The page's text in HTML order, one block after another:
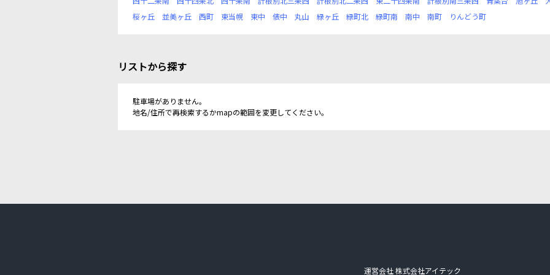
桜ヶ丘
並美ヶ丘 西町 東当幌 東中 俵中 丸山 緑ヶ丘 緑町北 緑町南 南中 南町 りんどう町
リストから探す
駐車場がありません。
地名/住所で再検索するかmapの範囲を変更してください。
運営会社 株式会社アイテック